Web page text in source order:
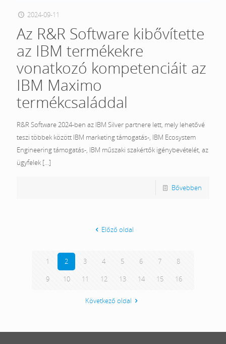
2024-09-11
Az R&R Software kibővítette
az IBM termékekre
vonatkozó kompetenciáit az
IBM Maximo
termékcsaláddal
R&R Software 2024-ben az IBM Silver partnere lett, mely lehetővé
teszi többek között IBM marketing támogatás-, IBM Ecosystem
Engineering támogatás-, IBM műszaki szakértők igénybevételét, az
ügyfelek […]
Bővebben
Előző oldal
1 2 3 4 5 6 7
8
9
10 11 12 13 14 15 16
Következő oldal